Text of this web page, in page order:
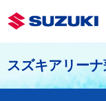
スズキアリー